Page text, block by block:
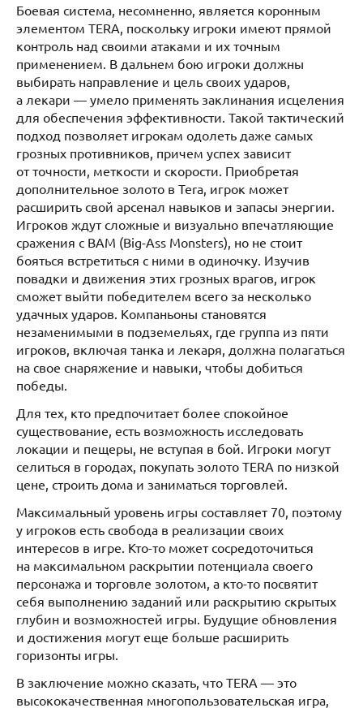
Боевая система, несомненно, является коронным
элементом TERA, поскольку игроки имеют прямой
контроль над своими атаками и их точным
применением. В дальнем бою игроки должны
выбирать направление и цель своих ударов,
а лекари — умело применять заклинания исцеления
для обеспечения эффективности. Такой тактический
подход позволяет игрокам одолеть даже самых
грозных противников, причем успех зависит
от точности, меткости и скорости. Приобретая
дополнительное золото в Tera, игрок может
расширить свой арсенал навыков и запасы энергии.
Игроков ждут сложные и визуально впечатляющие
сражения с BAM (Big-Ass Monsters), но не стоит
бояться встретиться с ними в одиночку. Изучив
повадки и движения этих грозных врагов, игрок
сможет выйти победителем всего за несколько
удачных ударов. Компаньоны становятся
незаменимыми в подземельях, где группа из пяти
игроков, включая танка и лекаря, должна полагаться
на свое снаряжение и навыки, чтобы добиться
победы.
Для тех, кто предпочитает более спокойное
существование, есть возможность исследовать
локации и пещеры, не вступая в бой. Игроки могут
селиться в городах, покупать золото TERA по низкой
цене, строить дома и заниматься торговлей.
Максимальный уровень игры составляет 70, поэтому
у игроков есть свобода в реализации своих
интересов в игре. Кто-то может сосредоточиться
на максимальном раскрытии потенциала своего
персонажа и торговле золотом, а кто-то посвятит
себя выполнению заданий или раскрытию скрытых
глубин и возможностей игры. Будущие обновления
и достижения могут еще больше расширить
горизонты игры.
В заключение можно сказать, что TERA — это
высококачественная многопользовательская игра,